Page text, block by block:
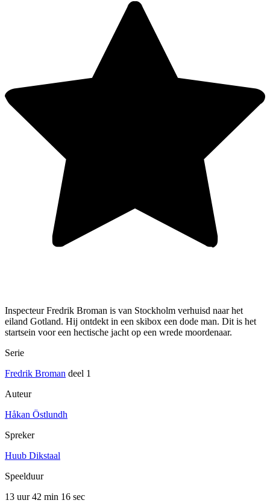
Inspecteur Fredrik Broman is van Stockholm verhuisd naar het
eiland Gotland. Hij ontdekt in een skibox een dode man. Dit is het
startsein voor een hectische jacht op een wrede moordenaar.
Serie
Fredrik Broman deel 1
Auteur
Håkan Östlundh
Spreker
Huub Dikstaal
Speelduur
13 uur 42 min 16 sec